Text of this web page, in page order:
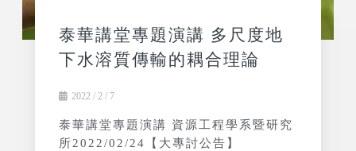
泰華講堂專題演講 多尺度地
下水溶質傳輸的耦合理論
2022 / 2 / 7
泰華講堂專題演講 資源工程學系暨研究
所2022/02/24【大專討公告】